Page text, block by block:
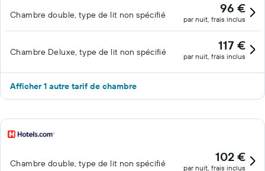
Chambre double, type de lit non spécifié 96 €
par nuit, frais inclus
Chambre Deluxe, type de lit non spécifié 117 €
par nuit, frais inclus
Afficher 1 autre tarif de chambre
Chambre double, type de lit non spécifié 102 €
par nuit, frais inclus